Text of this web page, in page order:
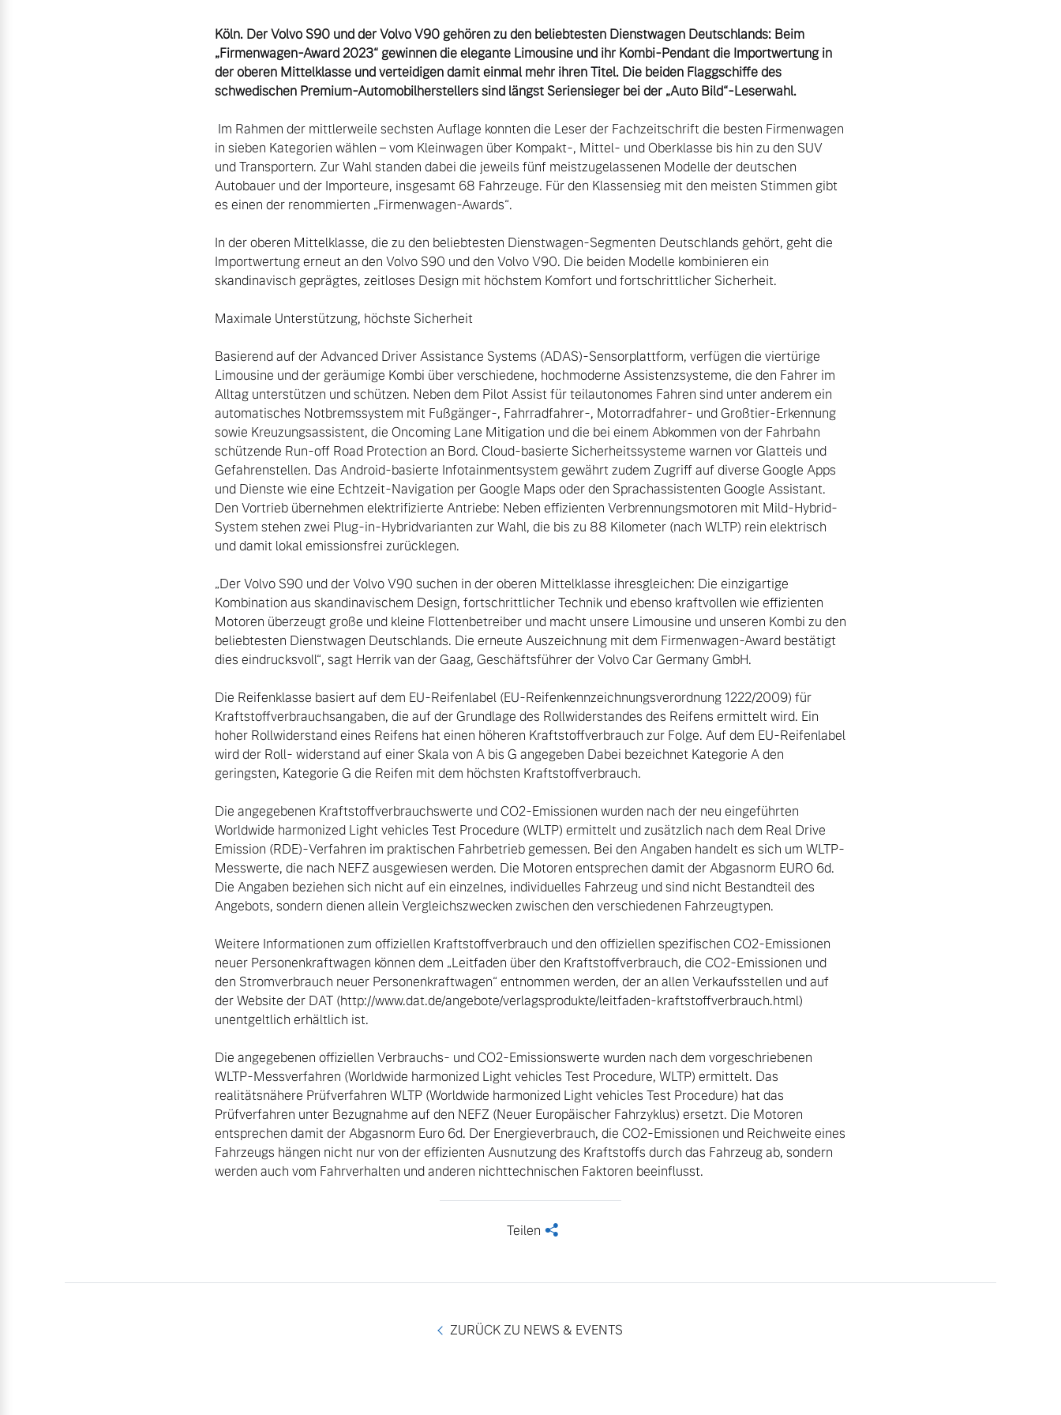
Aktuelle ZubehörangeboteKöln. Der Volvo S90 und der Volvo V90 gehören zu den beliebtesten Dienstwagen Deutschlands: Beim
„Firmenwagen-Award 2023“ gewinnen die elegante Limousine und ihr Kombi-Pendant die Importwertung in
der oberen Mittelklasse und verteidigen damit einmal mehr ihren Titel. Die beiden Flaggschiffe des
schwedischen Premium-Automobilherstellers sind längst Seriensieger bei der „Auto Bild“-Leserwahl.
in sieben Kategorien wählen – vom Kleinwagen über Kompakt-, Mittel- und Oberklasse bis hin zu den SUV
und Transportern. Zur Wahl standen dabei die jeweils fünf meistzugelassenen Modelle der deutschen
Autobauer und der Importeure, insgesamt 68 Fahrzeuge. Für den Klassensieg mit den meisten Stimmen gibt
es einen der renommierten „Firmenwagen-Awards“.
In der oberen Mittelklasse, die zu den beliebtesten Dienstwagen-Segmenten Deutschlands gehört, geht die
Importwertung erneut an den Volvo S90 und den Volvo V90. Die beiden Modelle kombinieren ein
skandinavisch geprägtes, zeitloses Design mit höchstem Komfort und fortschrittlicher Sicherheit.
Maximale Unterstützung, höchste Sicherheit
Basierend auf der Advanced Driver Assistance Systems (ADAS)-Sensorplattform, verfügen die viertürige
Limousine und der geräumige Kombi über verschiedene, hochmoderne Assistenzsysteme, die den Fahrer im
Alltag unterstützen und schützen. Neben dem Pilot Assist für teilautonomes Fahren sind unter anderem ein
automatisches Notbremssystem mit Fußgänger-, Fahrradfahrer-, Motorradfahrer- und Großtier-Erkennung
sowie Kreuzungsassistent, die Oncoming Lane Mitigation und die bei einem Abkommen von der Fahrbahn
schützende Run-off Road Protection an Bord. Cloud-basierte Sicherheitssysteme warnen vor Glatteis und
Gefahrenstellen. Das Android-basierte Infotainmentsystem gewährt zudem Zugriff auf diverse Google Apps
und Dienste wie eine Echtzeit-Navigation per Google Maps oder den Sprachassistenten Google Assistant.
Den Vortrieb übernehmen elektrifizierte Antriebe: Neben effizienten Verbrennungsmotoren mit Mild-Hybrid-
System stehen zwei Plug-in-Hybridvarianten zur Wahl, die bis zu 88 Kilometer (nach WLTP) rein elektrisch
und damit lokal emissionsfrei zurücklegen.
„Der Volvo S90 und der Volvo V90 suchen in der oberen Mittelklasse ihresgleichen: Die einzigartige
Kombination aus skandinavischem Design, fortschrittlicher Technik und ebenso kraftvollen wie effizienten
Motoren überzeugt große und kleine Flottenbetreiber und macht unsere Limousine und unseren Kombi zu den
beliebtesten Dienstwagen Deutschlands. Die erneute Auszeichnung mit dem Firmenwagen-Award bestätigt
Die Reifenklasse basiert auf dem EU-Reifenlabel (EU-Reifenkennzeichnungsverordnung 1222/2009) für
Kraftstoffverbrauchsangaben, die auf der Grundlage des Rollwiderstandes des Reifens ermittelt wird. Ein
hoher Rollwiderstand eines Reifens hat einen höheren Kraftstoffverbrauch zur Folge. Auf dem EU-Reifenlabel
wird der Roll- widerstand auf einer Skala von A bis G angegeben Dabei bezeichnet Kategorie A den
geringsten, Kategorie G die Reifen mit dem höchsten Kraftstoffverbrauch.
Die angegebenen Kraftstoffverbrauchswerte und CO2-Emissionen wurden nach der neu eingeführten
Worldwide harmonized Light vehicles Test Procedure (WLTP) ermittelt und zusätzlich nach dem Real Drive
Emission (RDE)-Verfahren im praktischen Fahrbetrieb gemessen. Bei den Angaben handelt es sich um WLTP-
Messwerte, die nach NEFZ ausgewiesen werden. Die Motoren entsprechen damit der Abgasnorm EURO 6d.
Die Angaben beziehen sich nicht auf ein einzelnes, individuelles Fahrzeug und sind nicht Bestandteil des
Angebots, sondern dienen allein Vergleichszwecken zwischen den verschiedenen Fahrzeugtypen.
Weitere Informationen zum offiziellen Kraftstoffverbrauch und den offiziellen spezifischen CO2-Emissionen
neuer Personenkraftwagen können dem „Leitfaden über den Kraftstoffverbrauch, die CO2-Emissionen und
den Stromverbrauch neuer Personenkraftwagen“ entnommen werden, der an allen Verkaufsstellen und auf
der Website der DAT (http://www.dat.de/angebote/verlagsprodukte/leitfaden-kraftstoffverbrauch.html)
unentgeltlich erhältlich ist.
Die angegebenen offiziellen Verbrauchs- und CO2-Emissionswerte wurden nach dem vorgeschriebenen
WLTP-Messverfahren (Worldwide harmonized Light vehicles Test Procedure, WLTP) ermittelt. Das
realitätsnähere Prüfverfahren WLTP (Worldwide harmonized Light vehicles Test Procedure) hat das
Prüfverfahren unter Bezugnahme auf den NEFZ (Neuer Europäischer Fahrzyklus) ersetzt. Die Motoren
entsprechen damit der Abgasnorm Euro 6d. Der Energieverbrauch, die CO2-Emissionen und Reichweite eines
Fahrzeugs hängen nicht nur von der effizienten Ausnutzung des Kraftstoffs durch das Fahrzeug ab, sondern
werden auch vom Fahrverhalten und anderen nichttechnischen Faktoren beeinflusst.
Teilen <
ZURÜCK ZU NEWS & EVENTS